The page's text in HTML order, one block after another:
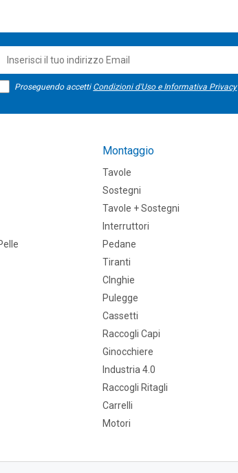
Proseguendo accetti Condizioni d'Uso e Informativa Privacy
Montaggio
Tavole
Sostegni
Tavole + Sostegni
Interruttori
Pedane
Tiranti
CInghie
Pulegge
Cassetti
Raccogli Capi
Ginocchiere
Industria 4.0
Raccogli Ritagli
Carrelli
Motori